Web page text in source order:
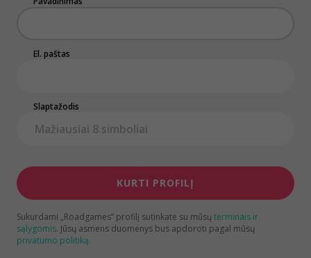
El. paštas
Slaptažodis
KURTI PROFILĮ
Sukurdami „Roadgames“ profilį sutinkate su mūsų terminais ir
sąlygomis. Jūsų asmens duomenys bus apdoroti pagal mūsų
privatumo politiką.